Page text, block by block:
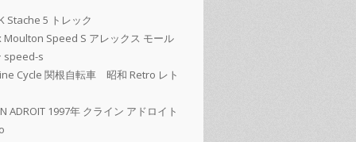
Stache 5 トレック
Moulton Speed S アレックス モール
speed-s
Cycle 関根自転車 昭和 Retro レト
ADROIT 1997年 クライン アドロイト